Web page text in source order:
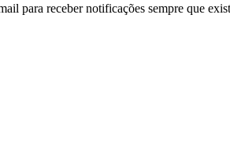
para receber notificações sempre que